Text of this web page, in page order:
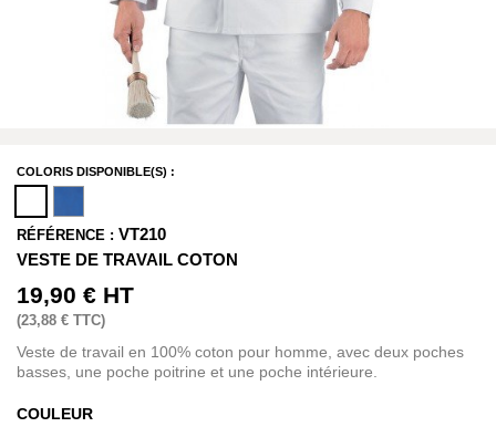
COLORIS DISPONIBLE(S) :
RÉFÉRENCE : VT210
VESTE DE TRAVAIL COTON
19,90 € HT
(23,88 € TTC)
Veste de travail en 100% coton pour homme, avec deux poches
basses, une poche poitrine et une poche intérieure.
COULEUR